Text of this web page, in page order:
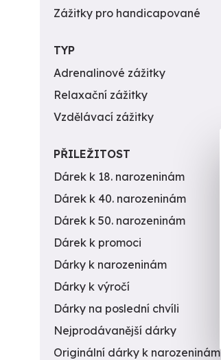
Zážitky pro handicapované
TYP
Adrenalinové zážitky
Relaxační zážitky
Vzdělávací zážitky
PŘILEŽITOST
Dárek k 18. narozeninám
Dárek k 40. narozeninám
Dárek k 50. narozeninám
Dárek k promoci
Dárky k narozeninám
Dárky k výročí
Dárky na poslední chvíli
Nejprodávanější dárky
Originální dárky k narozeninám